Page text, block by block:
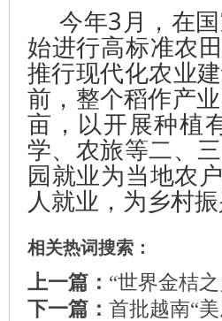
今年3月，在
始进行高标准农
推行现代化农业
前，整个稻作产
亩，以开展种植
学、农旅等二、
园就业为当地农
人就业，为乡村
相关热词搜索：
上一篇： “世界金桔
下一篇： 首批越南“